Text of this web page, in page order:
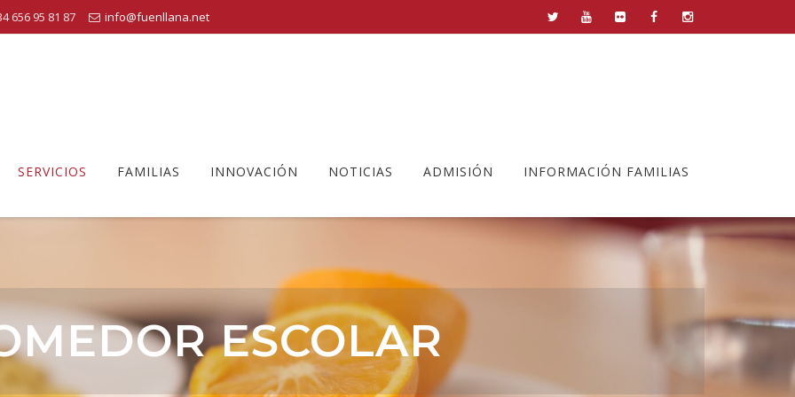
656 95 81 87 info@fuenllana.net
SERVICIOS FAMILIAS INNOVACIÓN NOTICIAS ADMISIÓN INFORMACIÓN FAMILIAS
ESCOLAR